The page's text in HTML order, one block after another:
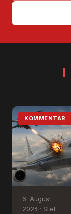
KOMMENTAR
6. August
2026 · Stef